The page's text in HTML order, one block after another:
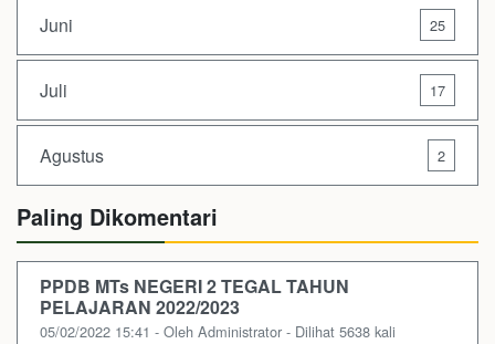
Juni 25
Juli 17
Agustus 2
Paling Dikomentari
PPDB MTs NEGERI 2 TEGAL TAHUN
PELAJARAN 2022/2023
05/02/2022 15:41 - Oleh Administrator - Dilihat 5638 kali